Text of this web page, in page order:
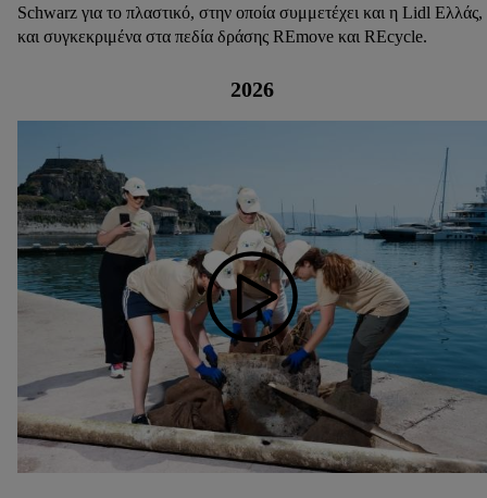
Schwarz για το πλαστικό, στην οποία συμμετέχει και η Lidl Ελλάς,
και συγκεκριμένα στα πεδία δράσης REmove και REcycle.
2026